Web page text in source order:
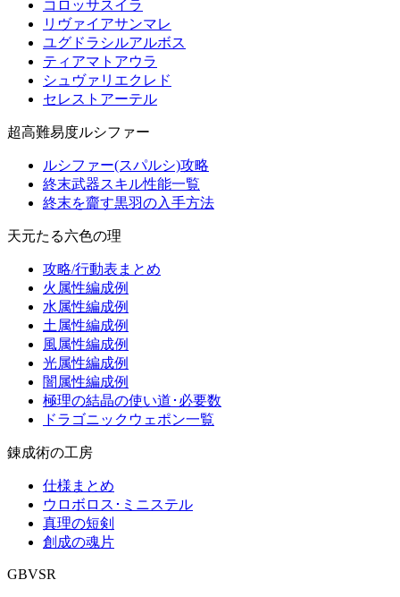
コロッサスイラ
リヴァイアサンマレ
ユグドラシルアルボス
ティアマトアウラ
シュヴァリエクレド
セレストアーテル
超高難易度ルシファー
ルシファー(スパルシ)攻略
終末武器スキル性能一覧
終末を齎す黒羽の入手方法
天元たる六色の理
攻略/行動表まとめ
火属性編成例
水属性編成例
土属性編成例
風属性編成例
光属性編成例
闇属性編成例
極理の結晶の使い道･必要数
ドラゴニックウェポン一覧
錬成術の工房
仕様まとめ
ウロボロス･ミニステル
真理の短剣
創成の魂片
GBVSR